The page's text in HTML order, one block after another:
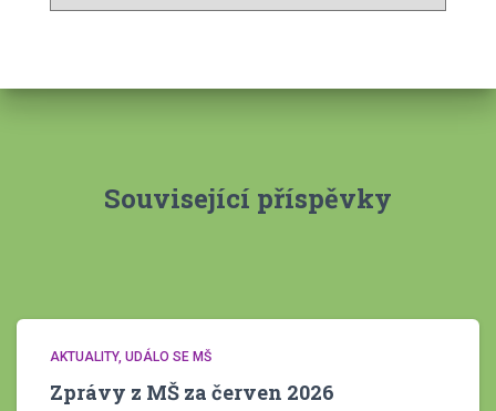
Související příspěvky
AKTUALITY UDÁLO SE MŠ
Zprávy z MŠ za červen 2026